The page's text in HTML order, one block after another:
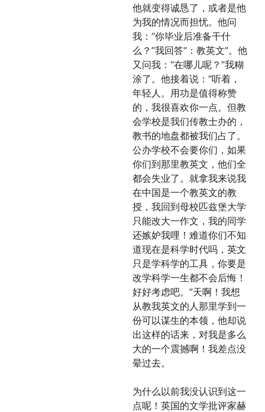
他就变得诚恳了，或者是他
为我的情况而担忧。他问
我：“你毕业后准备干什
么？”我回答“：教英文”。他
又问我：“在哪儿呢？”我糊
涂了。他接着说：“听着，
年轻人。用功是值得称赞
的，我很喜欢你一点。但教
会学校是我们传教士办的，
教书的地盘都被我们占了。
公办学校不会要你们，如果
你们到那里教英文，他们全
都会失业了。就拿我来说我
在中国是一个教英文的教
授，我回到母校匹兹堡大学
只能改大一作文，我的同学
还嫉妒我哩！难道你们不知
道现在是科学时代吗，英文
只是学科学的工具，你要是
改学科学一生都不会后悔！
好好考虑吧。”天啊！我想
从教我英文的人那里学到一
份可以谋生的本领，他却说
出这样的话来，对我是多么
大的一个震撼啊！我差点没
晕过去。
为什么以前我没认识到这一
点呢！英国的文学批评家赫